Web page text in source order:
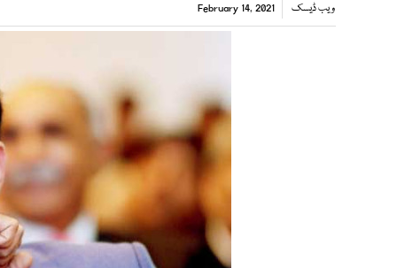
ویب ڈیسک February 14, 2021